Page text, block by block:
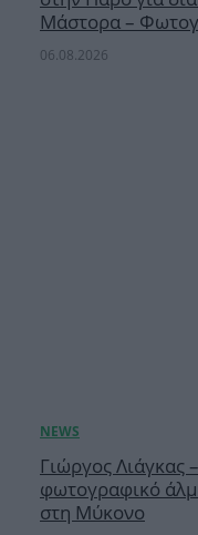
Μάστορα –
06.08.2026
Γιώργος
φωτογραφικό
στη Μύκονο